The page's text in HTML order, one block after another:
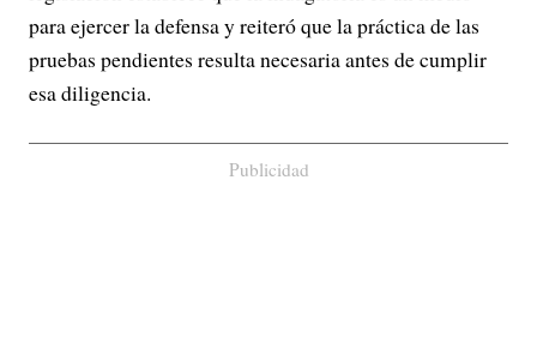
para ejercer la defensa y reiteró que la práctica de las
pruebas pendientes resulta necesaria antes de cumplir
esa diligencia.
Publicidad